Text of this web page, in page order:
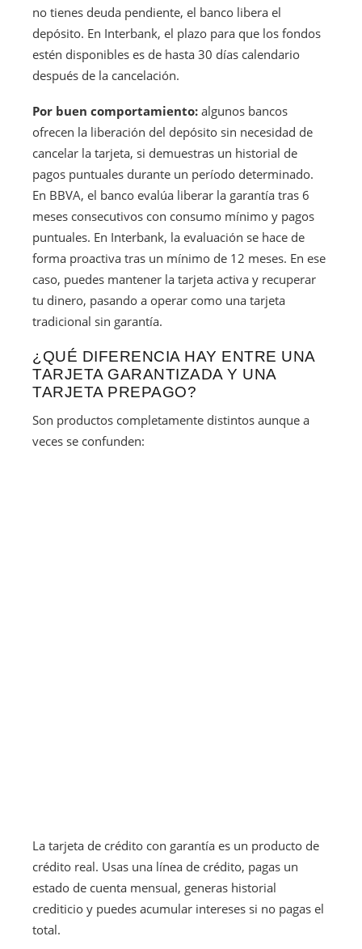
no tienes deuda pendiente, el banco libera el
depósito. En Interbank, el plazo para que los fondos
estén disponibles es de hasta 30 días calendario
después de la cancelación.
Por buen comportamiento: algunos bancos
ofrecen la liberación del depósito sin necesidad de
cancelar la tarjeta, si demuestras un historial de
pagos puntuales durante un período determinado.
En BBVA, el banco evalúa liberar la garantía tras 6
meses consecutivos con consumo mínimo y pagos
puntuales. En Interbank, la evaluación se hace de
forma proactiva tras un mínimo de 12 meses. En ese
caso, puedes mantener la tarjeta activa y recuperar
tu dinero, pasando a operar como una tarjeta
tradicional sin garantía.
¿QUÉ DIFERENCIA HAY ENTRE UNA
TARJETA GARANTIZADA Y UNA
TARJETA PREPAGO?
Son productos completamente distintos aunque a
veces se confunden:
La tarjeta de crédito con garantía es un producto de
crédito real. Usas una línea de crédito, pagas un
estado de cuenta mensual, generas historial
crediticio y puedes acumular intereses si no pagas el
total.